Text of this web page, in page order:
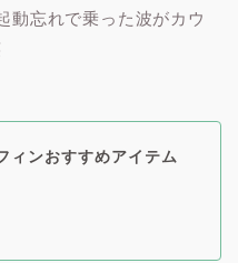
動忘れで乗った波がカウ
ィンおすすめアイテム